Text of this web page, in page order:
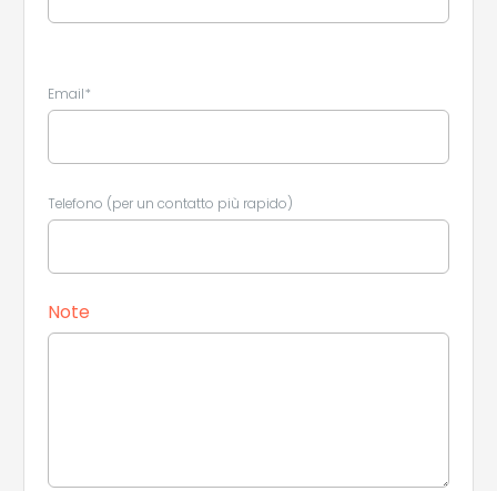
Email*
Telefono (per un contatto più rapido)
Note
Leaflet |©Koobcamp S.r.l.